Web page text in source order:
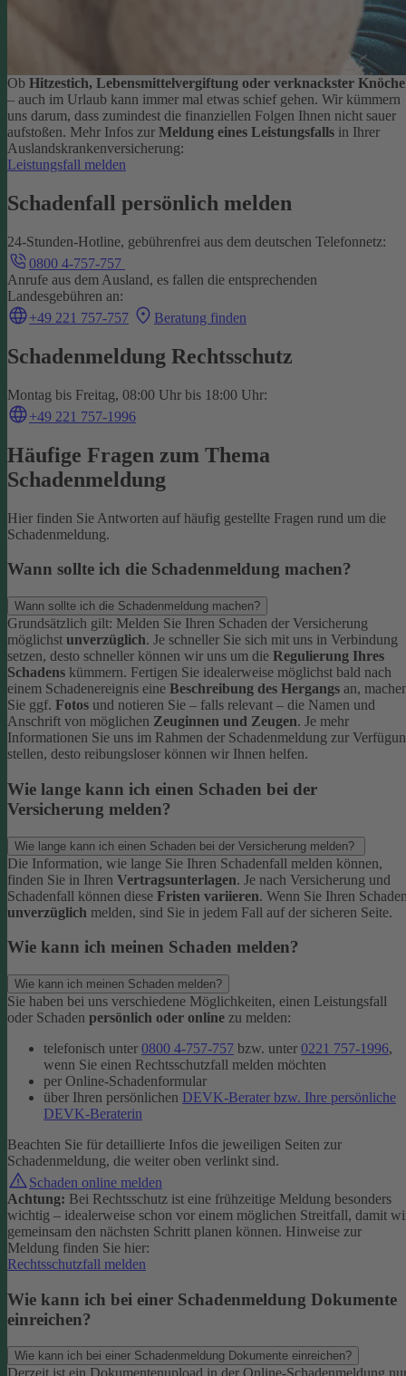
Ob Hitzestich, Lebensmittelvergiftung oder verknackster
– auch im Urlaub kann immer mal etwas schief gehen. Wir kümmern
uns darum, dass zumindest die finanziellen Folgen Ihnen nicht sauer
aufstoßen. Mehr Infos zur Meldung eines Leistungsfalls in Ihrer
Auslandskrankenversicherung:
Leistungsfall melden
Schadenfall persönlich melden
24-Stunden-Hotline, gebührenfrei aus dem deutschen Telefonnetz:
0800 4-757-757
Anrufe aus dem Ausland, es fallen die entsprechenden
Landesgebühren an:
+49 221 757-757
Beratung finden
Schadenmeldung Rechtsschutz
Montag bis Freitag, 08:00 Uhr bis 18:00 Uhr:
+49 221 757-1996
Häufige Fragen zum Thema
Schadenmeldung
Hier finden Sie Antworten auf häufig gestellte Fragen rund um die
Schadenmeldung.
Wann sollte ich die Schadenmeldung machen?
Wann sollte ich die Schadenmeldung machen?
Grundsätzlich gilt: Melden Sie Ihren Schaden der Versicherung
möglichst unverzüglich. Je schneller Sie sich mit uns in Verbindung
setzen, desto schneller können wir uns um die Regulierung Ihres
Schadens kümmern. Fertigen Sie idealerweise möglichst bald nach
einem Schadenereignis eine Beschreibung des Hergangs an,
Sie ggf. Fotos und notieren Sie – falls relevant – die Namen und
Anschrift von möglichen Zeuginnen und Zeugen. Je mehr
Informationen Sie uns im Rahmen der Schadenmeldung zur
stellen, desto reibungsloser können wir Ihnen helfen.
Wie lange kann ich einen Schaden bei der
Versicherung melden?
Wie lange kann ich einen Schaden bei der Versicherung melden?
Die Information, wie lange Sie Ihren Schadenfall melden können,
finden Sie in Ihren Vertragsunterlagen. Je nach Versicherung und
Schadenfall können diese Fristen variieren. Wenn Sie Ihren
unverzüglich melden, sind Sie in jedem Fall auf der sicheren Seite.
Wie kann ich meinen Schaden melden?
Wie kann ich meinen Schaden melden?
Sie haben bei uns verschiedene Möglichkeiten, einen Leistungsfall
oder Schaden persönlich oder online zu melden:
telefonisch unter 0800 4-757-757 bzw. unter 0221 757-1996,
wenn Sie einen Rechtsschutzfall melden möchten
per Online-Schadenformular
über Ihren persönlichen DEVK-Berater bzw. Ihre persönliche
DEVK-Beraterin
Beachten Sie für detaillierte Infos die jeweiligen Seiten zur
Schadenmeldung, die weiter oben verlinkt sind.
Schaden online melden
Achtung: Bei Rechtsschutz ist eine frühzeitige Meldung besonders
wichtig – idealerweise schon vor einem möglichen Streitfall, damit
gemeinsam den nächsten Schritt planen können. Hinweise zur
Meldung finden Sie hier:
Rechtsschutzfall melden
Wie kann ich bei einer Schadenmeldung Dokumente
einreichen?
Wie kann ich bei einer Schadenmeldung Dokumente einreichen?